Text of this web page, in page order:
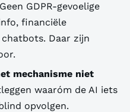
Geen GDPR-gevoelige
financiële
Daar zijn
mechanisme niet
waaróm de AI iets
opvolgen.